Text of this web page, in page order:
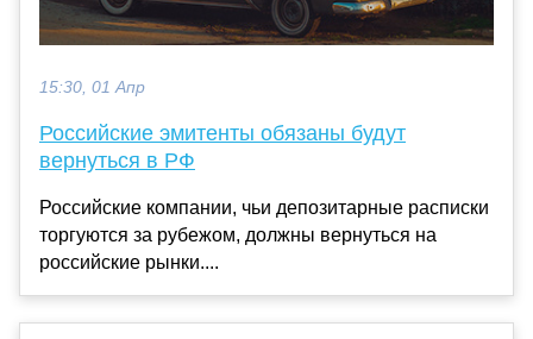
15:30, 01 Апр
Российские эмитенты обязаны будут
вернуться в РФ
Российские компании, чьи депозитарные расписки
торгуются за рубежом, должны вернуться на
российские рынки....